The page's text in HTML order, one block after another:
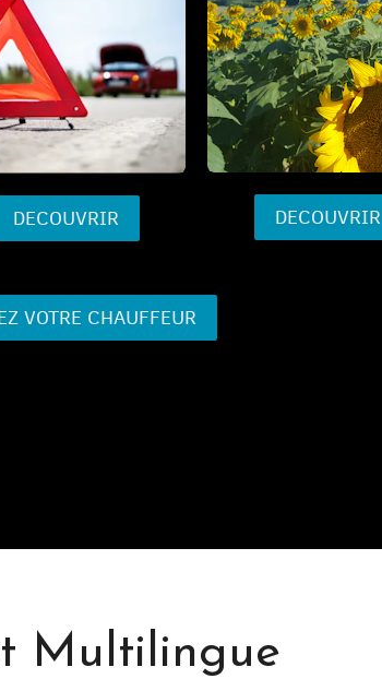
DECOUVRIR DECOUVRIR
VOTRE CHAUFFEUR
Multilingue